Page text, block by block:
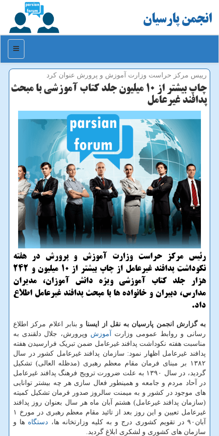
انجمن پارسیان
منو
رییس مركز حراست وزارت آموزش و پرورش عنوان كرد
چاپ بیشتر از 10 میلیون جلد كتاب آموزشی با مبحث
پدافند غیرعامل
رئیس مركز حراست وزارت آموزش و پرورش در هفته
نكوداشت پدافند غیرعامل از چاپ بیشتر از ۱۰ میلیون و ۲۴۲
هزار جلد كتاب آموزشی ویژه دانش آموزان، مدیران
مدارس، دبیران و خانواده ها با مبحث پدافند غیرعامل اطلاع
داد.
به گزارش انجمن پارسیان به نقل از ایسنا و بنابر اعلام مرکز اطلاع
رسانی و روابط عمومی وزارت آموزش وپرورش، جلال دلقندی به
مناسبت هفته نکوداشت پدافند غیرعامل ضمن تبریک فرارسیدن هفته
پدافند غیرعامل اظهار نمود: سازمان پدافند غیرعامل کشور در سال
۱۳۸۲ بر مبنای فرمان مقام معظم رهبری (مدظله العالی) تشکیل
گردید، در سال ۱۳۹۰ به علت ضرورت ترویج فرهنگ پدافند غیرعامل
در آحاد مردم و جامعه و همینطور فعال سازی هر چه بیشتر توانایی
های موجود در کشور و به میمنت سالروز صدور فرمان تشکیل کمیته
(سازمان پدافند غیرعامل) هشتم آبان ماه هر سال بعنوان روز پدافند
غیرعامل تعیین و این روز بعد از تائید مقام معظم رهبری در مورخ ۱
آبان۹۰ در تقویم کشوری درج و به کلیه وزارتخانه ها،
دستگاه ها و
سازمان های کشوری و لشکری ابلاغ گردید.